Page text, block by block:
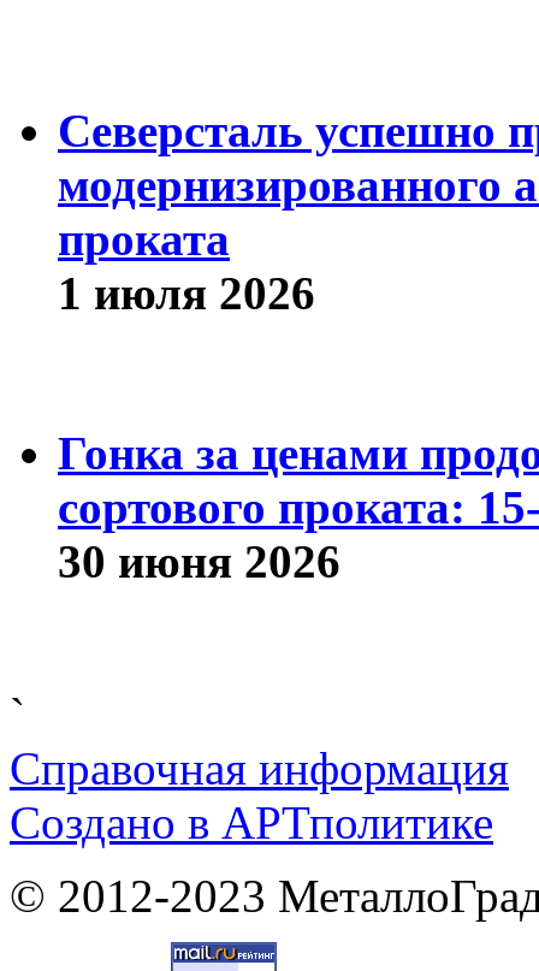
Северсталь успешно
модернизированного
проката
1 июля 2026
Гонка за ценами
сортового проката:
30 июня 2026
`
Справочная информация
Cоздано в АРТполитике
© 2012-2023